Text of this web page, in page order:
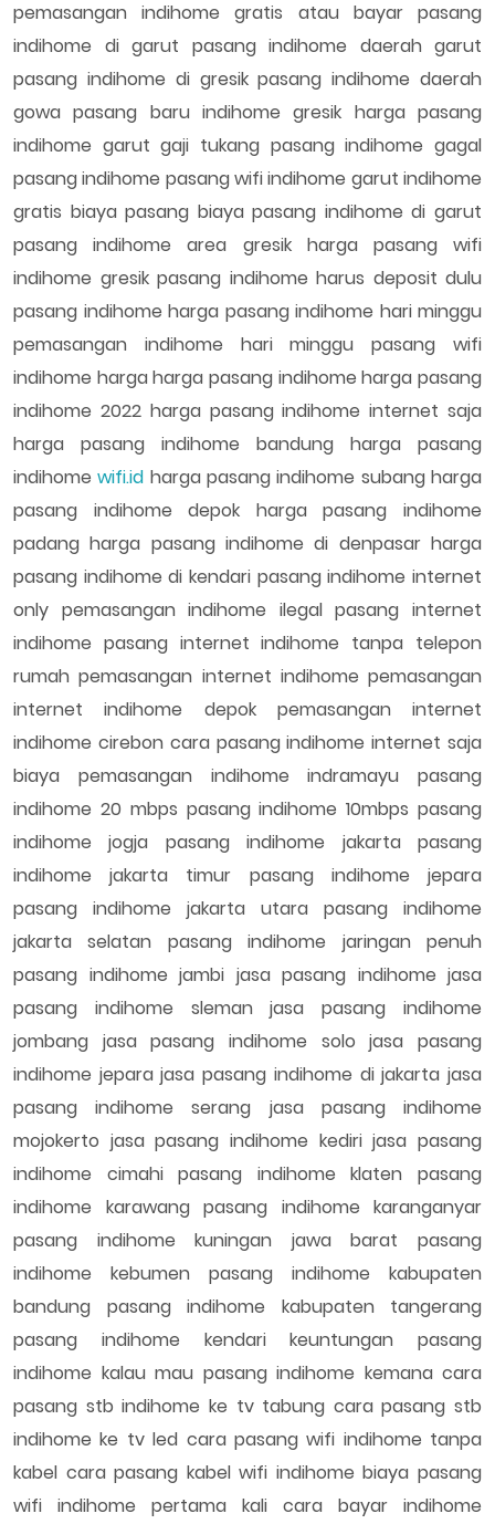
pemasangan indihome gratis atau bayar pasang
indihome di garut pasang indihome daerah garut
pasang indihome di gresik pasang indihome daerah
gowa pasang baru indihome gresik harga pasang
indihome garut gaji tukang pasang indihome gagal
pasang indihome pasang wifi indihome garut indihome
gratis biaya pasang biaya pasang indihome di garut
pasang indihome area gresik harga pasang wifi
indihome gresik pasang indihome harus deposit dulu
pasang indihome harga pasang indihome hari minggu
pemasangan indihome hari minggu pasang wifi
indihome harga harga pasang indihome harga pasang
indihome 2022 harga pasang indihome internet saja
harga pasang indihome bandung harga pasang
indihomewifi.id harga pasang indihome subang harga
pasang indihome depok harga pasang indihome
padang harga pasang indihome di denpasar harga
pasang indihome di kendari pasang indihome internet
only pemasangan indihome ilegal pasang internet
indihome pasang internet indihome tanpa telepon
rumah pemasangan internet indihome pemasangan
internet indihome depok pemasangan internet
indihome cirebon cara pasang indihome internet saja
biaya pemasangan indihome indramayu pasang
indihome 20 mbps pasang indihome 10mbps pasang
indihome jogja pasang indihome jakarta pasang
indihome jakarta timur pasang indihome jepara
pasang indihome jakarta utara pasang indihome
jakarta selatan pasang indihome jaringan penuh
pasang indihome jambi jasa pasang indihome jasa
pasang indihome sleman jasa pasang indihome
jombang jasa pasang indihome solo jasa pasang
indihome jepara jasa pasang indihome di jakarta jasa
pasang indihome serang jasa pasang indihome
mojokerto jasa pasang indihome kediri jasa pasang
indihome cimahi pasang indihome klaten pasang
indihome karawang pasang indihome karanganyar
pasang indihome kuningan jawa barat pasang
indihome kebumen pasang indihome kabupaten
bandung pasang indihome kabupaten tangerang
pasang indihome kendari keuntungan pasang
indihome kalau mau pasang indihome kemana cara
pasang stb indihome ke tv tabung cara pasang stb
indihome ke tv led cara pasang wifi indihome tanpa
kabel cara pasang kabel wifi indihome biaya pasang
wifi indihome pertama kali cara bayar indihome